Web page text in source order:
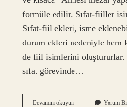
formüle edilir. Sıfat-fiiller
Sıfat-fiil ekleri, isme
durum ekleri nedeniyle hem
de fiil isimlerini oluştururlar.
sıfat görevinde…
Devamını okuyunSıfat
Yorum